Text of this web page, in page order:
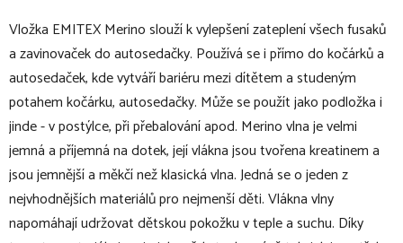
Vložka EMITEX Merino slouží k vylepšení zateplení všech fusaků
a zavinovaček do autosedačky. Používá se i přímo do kočárků a
autosedaček, kde vytváří bariéru mezi dítětem a studeným
potahem kočárku, autosedačky. Může se použít jako podložka i
jinde - v postýlce, při přebalování apod. Merino vlna je velmi
jemná a příjemná na dotek, její vlákna jsou tvořena kreatinem a
jsou jemnější a měkčí než klasická vlna. Jedná se o jeden z
nejvhodnějších materiálů pro nejmenší děti. Vlákna vlny
napomáhají udržovat dětskou pokožku v teple a suchu. Díky